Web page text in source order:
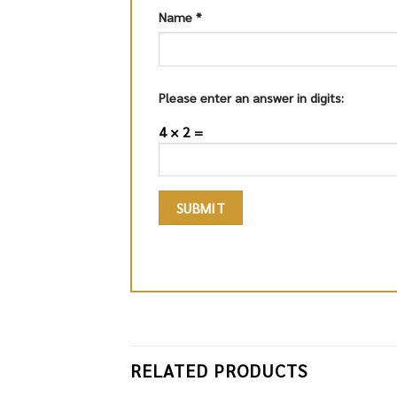
Name *
Please enter an answer in digits:
4 × 2 =
RELATED PRODUCTS